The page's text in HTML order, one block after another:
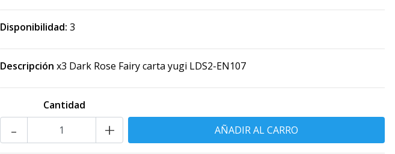
Disponibilidad: 3
Descripción x3 Dark Rose Fairy carta yugi LDS2-EN107
Cantidad
+
-